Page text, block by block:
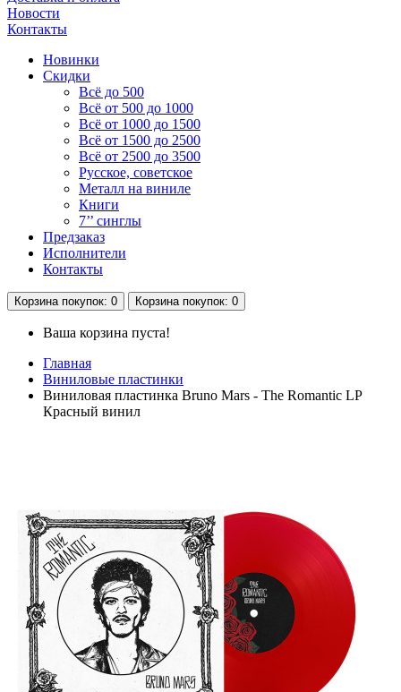
Новости
Контакты
Новинки
Скидки
Всё до 500
Всё от 500 до 1000
Всё от 1000 до 1500
Всё от 1500 до 2500
Всё от 2500 до 3500
Русское, советское
Металл на виниле
Книги
7’’ синглы
Предзаказ
Исполнители
Контакты
Корзина покупок: 0 Корзина покупок: 0
Ваша корзина пуста!
Главная
Виниловые пластинки
Виниловая пластинка Bruno Mars - The Romantic LP
Красный винил